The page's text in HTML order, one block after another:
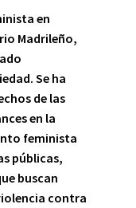
en
Madrileño,
Se ha
de las
en la
feminista
públicas,
buscan
contra